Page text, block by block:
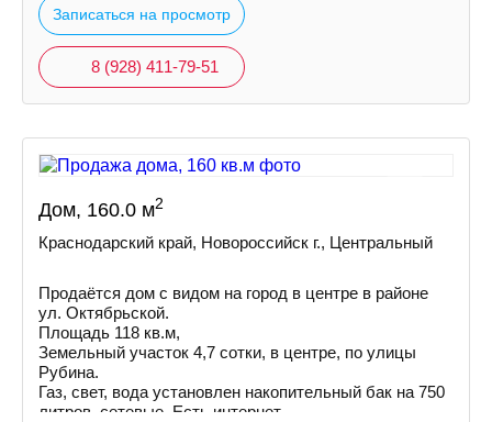
Записаться на просмотр
8 (928) 411-79-51
Дом, 160.0 м2
Краснодарский край, Новороссийск г., Центральный
Продаётся дом с видом нa город в центре в районе
ул. Октябрьской.
Площадь 118 кв.м,
Земельный участок 4,7 сотки, в центре, по улицы
Рубина.
Газ, свет, вода установлен накопительный бак на 750
литров, сетевые. Есть интернет.